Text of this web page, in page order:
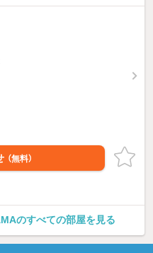
（無料）
のすべての部屋を見る